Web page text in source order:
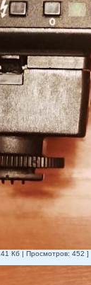
Кб | Просмотров: 452 ]